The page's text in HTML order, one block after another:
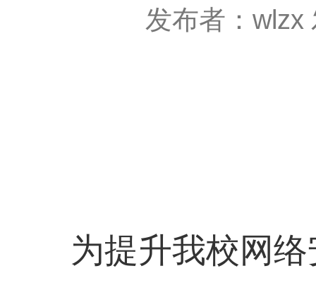
发布者：wlzx
为提升我校网